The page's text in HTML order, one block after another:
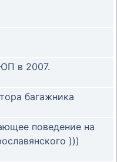
в 2007.
багажника
поведение на
)))